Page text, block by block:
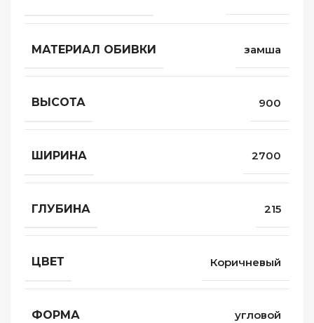
МАТЕРИАЛ ОБИВКИ замша
ВЫСОТА 900
ШИРИНА 2700
ГЛУБИНА 215
ЦВЕТ Коричневый
ФОРМА угловой